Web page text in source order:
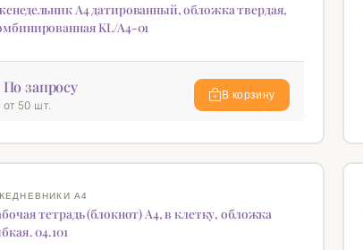
А4 датированный, обложка твердая,
KL/A4-01
По запросу
от 50 шт.
В корзину
А4
тетрадь (блокнот) А4, в клетку, обложка
04.101